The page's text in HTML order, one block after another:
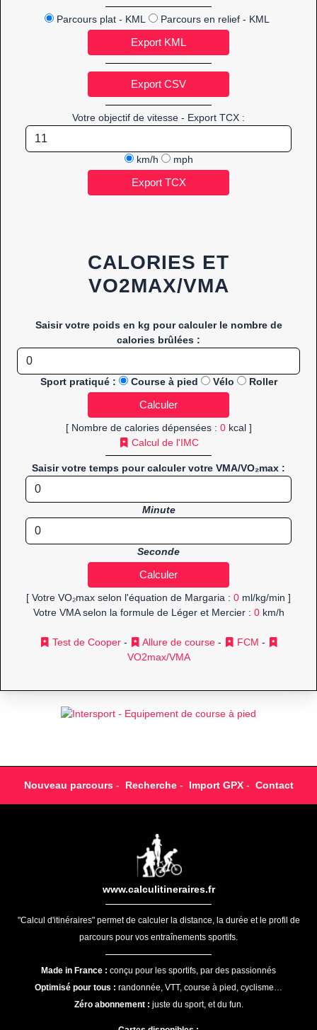
Parcours plat - KML Parcours en relief - KML
Votre objectif de vitesse - Export TCX :
km/h mph
CALORIES ET
VO2MAX/VMA
Saisir votre poids en kg pour calculer le nombre de
calories brûlées :
Sport pratiqué : Course à pied Vélo Roller
[ Nombre de calories dépensées : 0kcal ]
Calcul de l'IMC
Saisir votre temps pour calculer votre VMA/VO₂max :
Minute
Seconde
[ Votre VO₂max selon l'équation de Margaria : 0 ml/kg/min ]
Votre VMA selon la formule de Léger et Mercier : 0km/h
Test de Cooper- Allure de course- FCM -
VO2max/VMA
Nouveau parcours- Recherche- Import GPX- Contact
www.calculitineraires.fr
"Calcul d'itinéraires" permet de calculer la distance, la durée et le profil de
parcours pour vos entraînements sportifs.
Made in France : conçu pour les sportifs, par des passionnés
Optimisé pour tous : randonnée, VTT, course à pied, cyclisme…
Zéro abonnement : juste du sport, et du fun.